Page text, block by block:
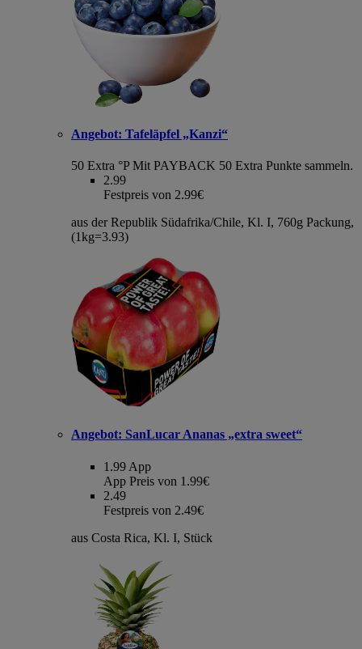
Angebot: Tafeläpfel „Kanzi“
50 Extra °P Mit PAYBACK 50 Extra Punkte sammeln.
2.99
Festpreis von 2.99€
aus der Republik Südafrika/Chile, Kl. I, 760g Packung,
(1kg=3.93)
Angebot: SanLucar Ananas „extra sweet“
1.99 App
App Preis von 1.99€
2.49
Festpreis von 2.49€
aus Costa Rica, Kl. I, Stück